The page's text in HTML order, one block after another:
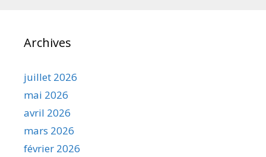
Archives
juillet 2026
mai 2026
avril 2026
mars 2026
février 2026